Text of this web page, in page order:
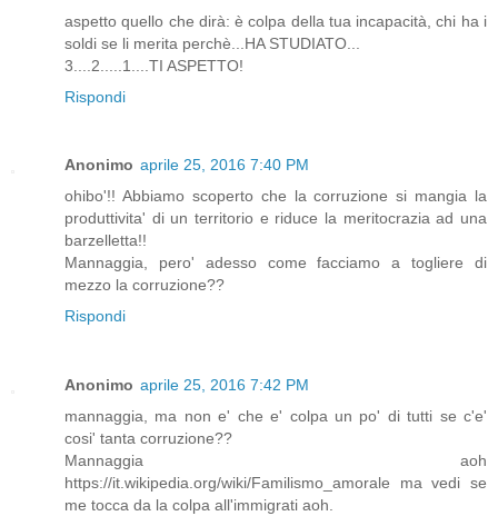
aspetto quello che dirà: è colpa della tua incapacità, chi ha i
soldi se li merita perchè...HA STUDIATO...
3....2.....1....TI ASPETTO!
Rispondi
Anonimo aprile 25, 2016 7:40 PM
ohibo'!! Abbiamo scoperto che la corruzione si mangia la
produttivita' di un territorio e riduce la meritocrazia ad una
barzelletta!!
Mannaggia, pero' adesso come facciamo a togliere di
mezzo la corruzione??
Rispondi
Anonimo aprile 25, 2016 7:42 PM
mannaggia, ma non e' che e' colpa un po' di tutti se c'e'
cosi' tanta corruzione??
Mannaggia aoh
https://it.wikipedia.org/wiki/Familismo_amorale ma vedi se
me tocca da la colpa all'immigrati aoh.